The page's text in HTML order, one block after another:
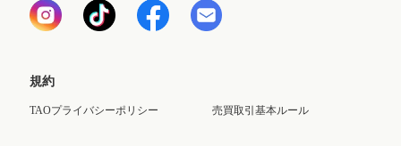
規約
TAOプライバシーポリシー 売買取引基本ルール